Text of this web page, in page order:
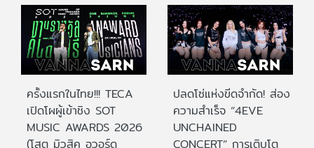
ครั้งแรกในไทย!!! TECA
เปิดโผผู้เข้าชิง SOT
MUSIC AWARDS 2026
(โสต มิวสิค อวอร์ด
ปลดโซ่แห่งขีดจำกัด! ส่อง
ความสำเร็จ “4EVE
UNCHAINED
CONCERT” การเติบโต